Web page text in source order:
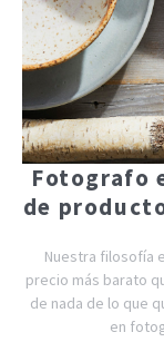
Fotografo
de
Nuestra filosofía
precio más barato
de nada de lo que
en